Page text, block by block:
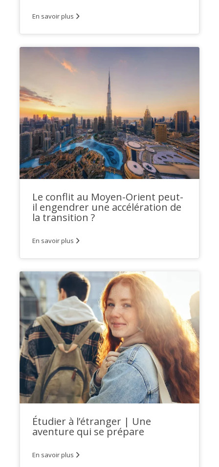
En savoir plus
Le conflit au Moyen-Orient peut-
il engendrer une accélération de
la transition ?
En savoir plus
Étudier à l’étranger | Une
aventure qui se prépare
En savoir plus